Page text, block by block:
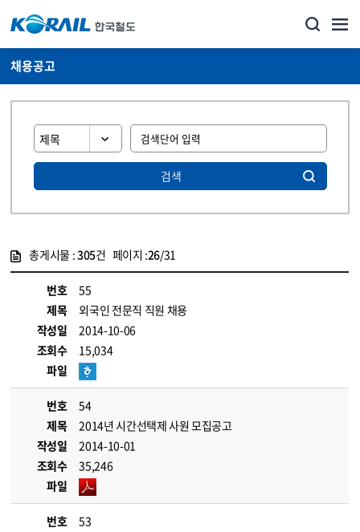
채용공고
검색
총게시물 :305건 페이지 :26/31
번호
55
제목
외국인 전문직 직원 채용
작성일
2014-10-06
조회수
15,034
파일
번호
54
제목
2014년 시간선택제 사원 모집공고
작성일
2014-10-01
조회수
35,246
파일
번호
53